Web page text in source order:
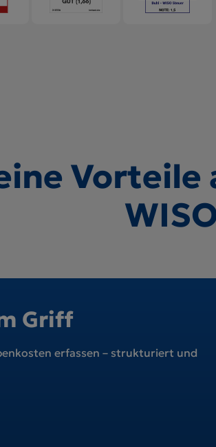
Griff
erfassen – strukturiert und